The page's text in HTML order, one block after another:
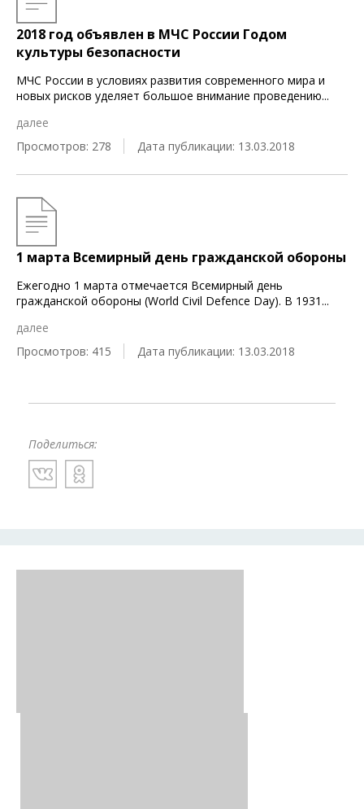
2018 год объявлен в МЧС России Годом
культуры безопасности
МЧС России в условиях развития современного мира и
новых рисков уделяет большое внимание проведению...
далее
Просмотров: 278
Дата публикации: 13.03.2018
1 марта Всемирный день гражданской обороны
Ежегодно 1 марта отмечается Всемирный день
гражданской обороны (World Civil Defence Day). В 1931...
далее
Просмотров: 415
Дата публикации: 13.03.2018
Поделиться: